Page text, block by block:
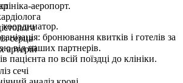
серця
артерій
сечі
аеропорт.
бронювання квитків і готелів за
від наших партнерів.
пацієнта по всій поїздці до клініки.